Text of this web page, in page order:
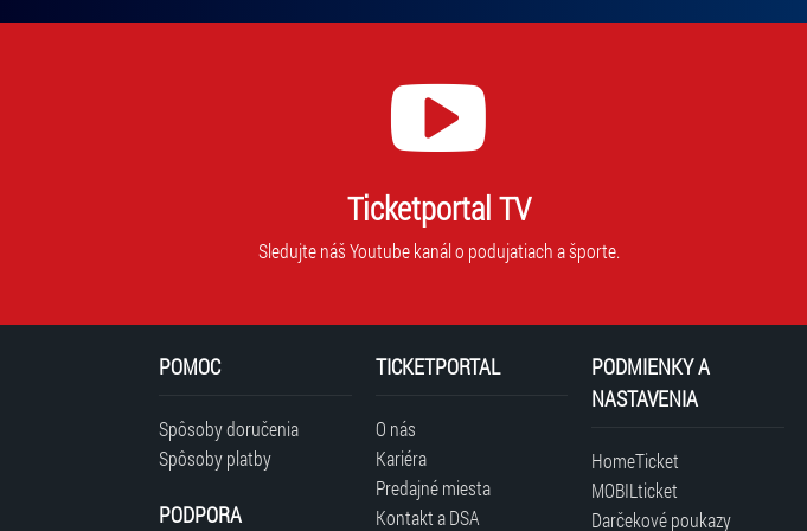
s
stranami.
Ticketportal TV
Sledujte náš Youtube kanál o podujatiach a športe.
POMOC
Spôsoby doručenia
Spôsoby platby
PODPORA
TICKETPORTAL
O nás
Kariéra
Predajné miesta
Kontakt a DSA
PODMIENKY A
NASTAVENIA
HomeTicket
MOBILticket
Darčekové poukazy